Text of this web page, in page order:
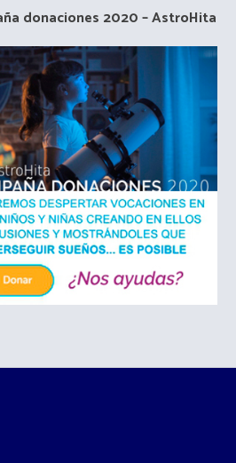
donaciones 2020 – AstroHita